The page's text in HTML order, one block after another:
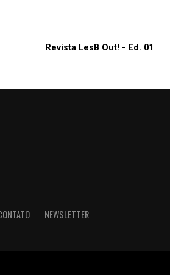
Revista LesB Out! - Ed. 01
NEWSLETTER